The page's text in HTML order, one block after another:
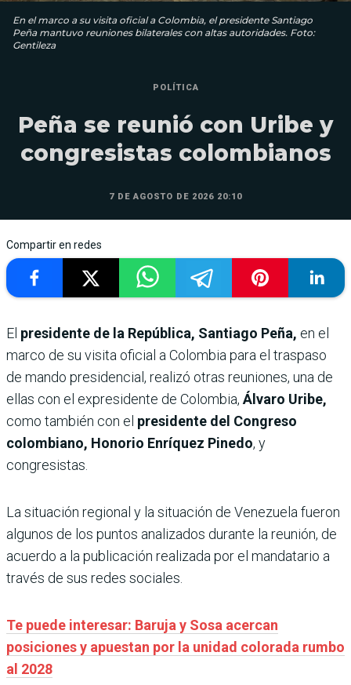
En el marco a su visita oficial a Colombia, el presidente Santiago
Peña mantuvo reuniones bilaterales con altas autoridades. Foto:
Gentileza
POLÍTICA
Peña se reunió con Uribe y
congresistas colombianos
7 DE AGOSTO DE 2026 20:10
Compartir en redes
El presidente de la República, Santiago Peña, en el
marco de su visita oficial a Colombia para el traspaso
de mando presidencial, realizó otras reuniones, una de
ellas con el expresidente de Colombia, Álvaro Uribe,
como también con el presidente del Congreso
colombiano, Honorio Enríquez Pinedo, y
congresistas.
La situación regional y la situación de Venezuela fueron
algunos de los puntos analizados durante la reunión, de
acuerdo a la publicación realizada por el mandatario a
través de sus redes sociales.
Te puede interesar: Baruja y Sosa acercan
posiciones y apuestan por la unidad colorada rumbo
al 2028